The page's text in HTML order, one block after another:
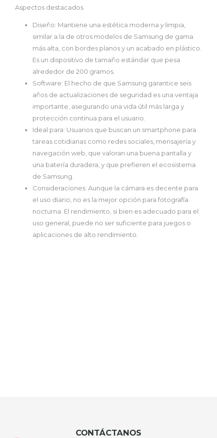
Aspectos destacados
Diseño: Mantiene una estética moderna y limpia,
similar a la de otros modelos de Samsung de gama
más alta, con bordes planos y un acabado en plástico.
Es un dispositivo de tamaño estándar que pesa
alrededor de 200 gramos.
Software: El hecho de que Samsung garantice seis
años de actualizaciones de seguridad es una ventaja
importante, asegurando una vida útil más larga y
protección continua para el usuario.
Ideal para: Usuarios que buscan un smartphone para
tareas cotidianas como redes sociales, mensajería y
navegación web, que valoran una buena pantalla y
una batería duradera, y que prefieren el ecosistema
de Samsung.
Consideraciones: Aunque la cámara es decente para
el uso diario, no es la mejor opción para fotografía
nocturna. El rendimiento, si bien es adecuado para el
uso general, puede no ser suficiente para juegos o
aplicaciones de alto rendimiento.
CONTÁCTANOS